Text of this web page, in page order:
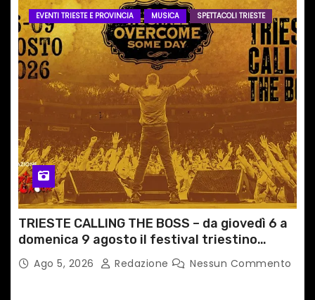
EVENTI TRIESTE E PROVINCIA MUSICA SPETTACOLI TRIESTE
TRIESTE CALLING THE BOSS – da giovedì 6 a
domenica 9 agosto il festival triestino
dedicato a Springsteen
Ago 5, 2026 Redazione Nessun Commento